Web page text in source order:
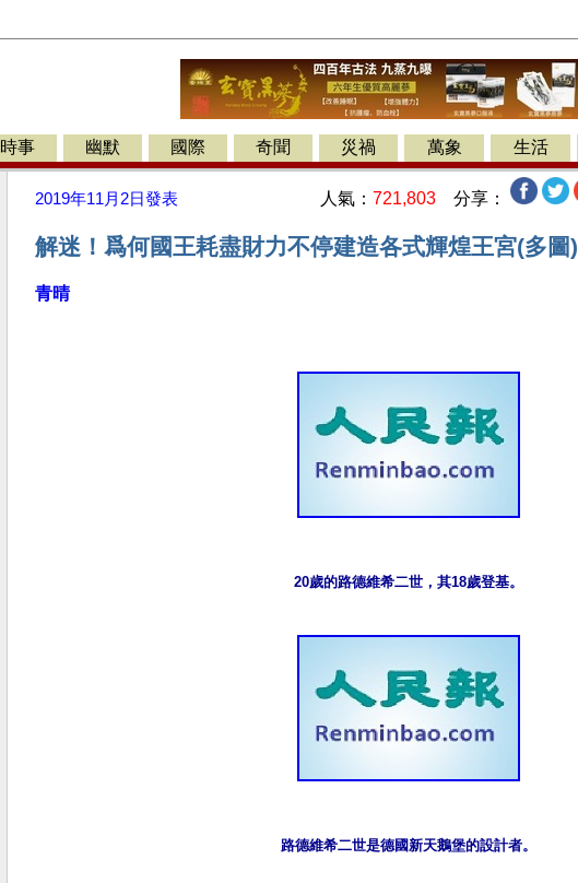
時事 幽默 國際 奇聞 災禍 萬象 生活
2019年11月2日發表 人氣： 721,803 分享：
解迷！爲何國王耗盡財力不停建造各式輝煌王宮(多圖)
青晴
20歲的路德維希二世，其18歲登基。
路德維希二世是德國新天鵝堡的設計者。